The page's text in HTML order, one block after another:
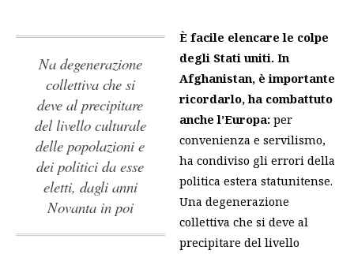
na degenerazione
collettiva che si
deve al precipitare
del livello culturale
delle popolazioni e
dei politici da esse
eletti, dagli anni
Novanta in poi
È facile elencare le colpe
degli Stati uniti. In
Afghanistan, è importante
ricordarlo, ha combattuto
anche l’Europa:per
convenienza e servilismo,
ha condiviso gli errori della
politica estera statunitense.
Una degenerazione
collettiva che si deve al
precipitare del livello